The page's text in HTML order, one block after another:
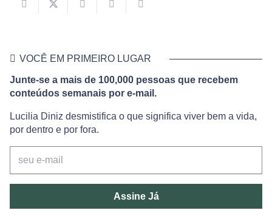
VOCÊ EM PRIMEIRO LUGAR
Junte-se a mais de 100,000 pessoas que recebem
conteúdos semanais por e-mail.
Lucilia Diniz desmistifica o que significa viver bem a vida,
por dentro e por fora.
Assine Já